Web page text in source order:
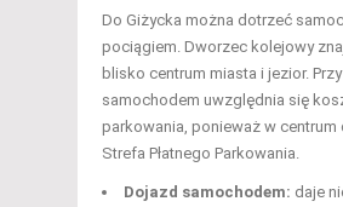
Do Giżycka można dotrzeć
pociągiem. Dworzec kolejowy
blisko centrum miasta i jezior.
samochodem uwzględnia się
parkowania, ponieważ w
Strefa Płatnego Parkowania.
Dojazd samochodem: daje